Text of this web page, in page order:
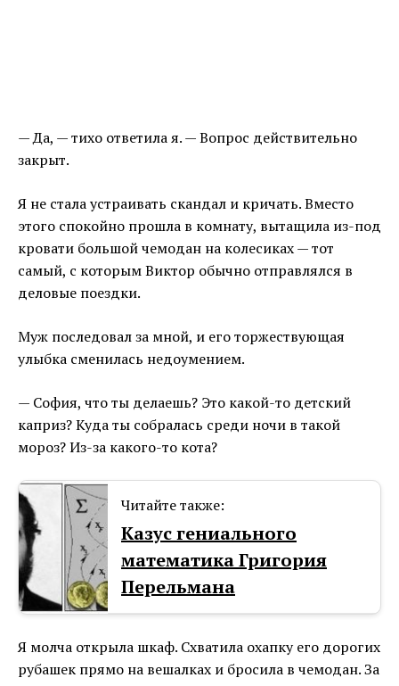
— Да, — тихо ответила я. — Вопрос действительно
закрыт.
Я не стала устраивать скандал и кричать. Вместо
этого спокойно прошла в комнату, вытащила из-под
кровати большой чемодан на колесиках — тот
самый, с которым Виктор обычно отправлялся в
деловые поездки.
Муж последовал за мной, и его торжествующая
улыбка сменилась недоумением.
— София, что ты делаешь? Это какой-то детский
каприз? Куда ты собралась среди ночи в такой
мороз? Из-за какого-то кота?
Читайте также:
Казус гениального
математика Григория
Перельмана
Я молча открыла шкаф. Схватила охапку его дорогих
рубашек прямо на вешалках и бросила в чемодан. За